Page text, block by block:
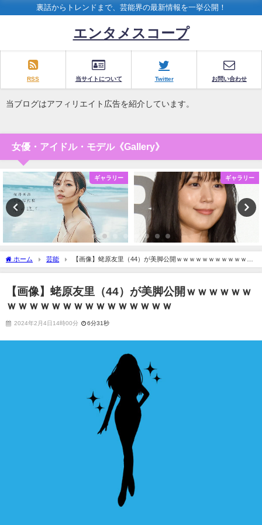
裏話からトレンドまで、芸能界の最新情報を一挙公開！
エンタメスコープ
RSS 当サイトについて Twitter お問い合わせ
当ブログはアフィリエイト広告を紹介しています。
女優・アイドル・モデル《Gallery》
ギャラリー ギャ
ホーム 芸能
【画像】蛯原友里（44）が美脚公開ｗｗｗｗｗｗｗｗｗｗｗｗ
ｗｗｗｗｗｗｗｗｗ
【画像】蛯原友里（44）が美脚公開ｗｗｗｗｗｗ
ｗｗｗｗｗｗｗｗｗｗｗｗｗｗｗ
2024年2月4日14時00分 6分31秒